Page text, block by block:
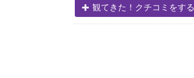
観てきた！クチコミをする